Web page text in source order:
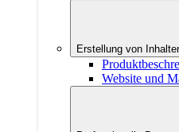
Erstellung von
Website und